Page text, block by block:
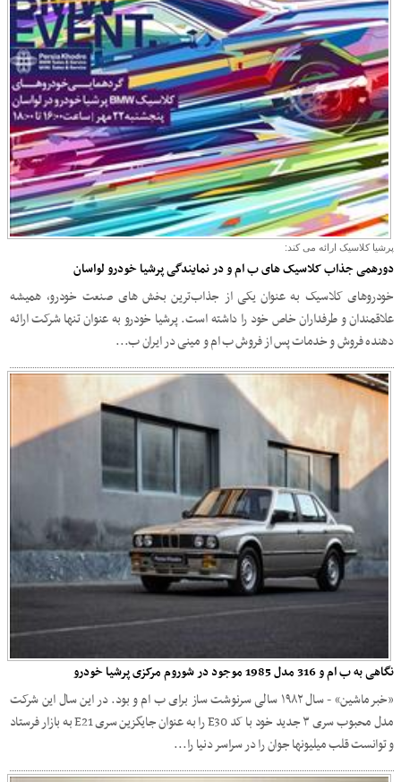
پرشیا کلاسیک ارائه می کند:
دورهمی جذاب کلاسیک های ب ام و در نمایندگی پرشیا خودرو لواسان
خودروهای کلاسیک به عنوان یکی از جذاب‌ترین بخش های صنعت خودرو، همیشه
علاقمندان و طرفداران خاص خود را داشته است. پرشیا خودرو به عنوان تنها شرکت ارائه
دهنده فروش و خدمات پس از فروش ب ام و مینی در ایران ب...
نگاهی به ب ام و 316 مدل 1985 موجود در شوروم مرکزی پرشیا خودرو
«خبرماشین» - سال ۱۹۸۲ سالی سرنوشت ساز برای ب ام و بود. در این سال این شرکت
مدل محبوب سری ۳ جدید خود با کد E30 را به عنوان جایگزین سری E21 به بازار فرستاد
و توانست قلب میلیونها جوان را در سراسر دنیا را...